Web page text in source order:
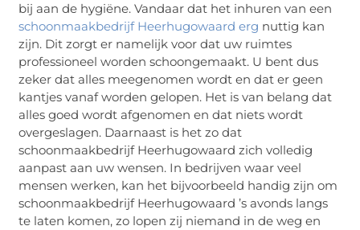
bij aan de hygiëne. Vandaar dat het inhuren van een
schoonmaakbedrijf Heerhugowaard erg nuttig kan
zijn. Dit zorgt er namelijk voor dat uw ruimtes
professioneel worden schoongemaakt. U bent dus
zeker dat alles meegenomen wordt en dat er geen
kantjes vanaf worden gelopen. Het is van belang dat
alles goed wordt afgenomen en dat niets wordt
overgeslagen. Daarnaast is het zo dat
schoonmaakbedrijf Heerhugowaard zich volledig
aanpast aan uw wensen. In bedrijven waar veel
mensen werken, kan het bijvoorbeeld handig zijn om
schoonmaakbedrijf Heerhugowaard ’s avonds langs
te laten komen, zo lopen zij niemand in de weg en